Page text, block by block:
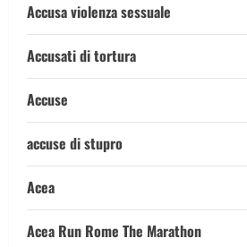
Accusa violenza sessuale
Accusati di tortura
Accuse
accuse di stupro
Acea
Acea Run Rome The Marathon